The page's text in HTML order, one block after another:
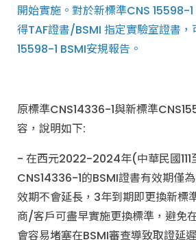
開始實施。對於新標準CNS 15598-
得TAF證書/BSMI 指定實驗室證書，
15598-1 BSMI安規報告。
原標準CNS14336-1與新標準
容，說明如下:
- 在西元2022-2024年(中華民國111
CNS14336-1的BSMI證書有效期僅
效期不會延長，3年到期即更換新標
商/客戶可盡早實施更換標準，避免
會容易堵塞在BSMI審查導致取證延